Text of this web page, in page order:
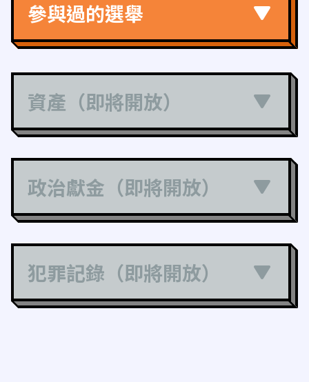
參與過的選舉
資產（即將開放）
政治獻金（即將開放）
犯罪記錄（即將開放）